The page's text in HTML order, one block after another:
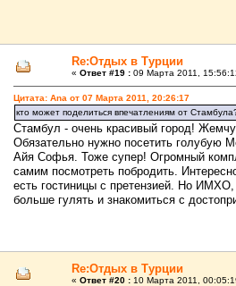
Re:Отдых в Турции
« Ответ #19 : 09 Марта 2011,
Цитата: Ana от 07 Марта 2011, 20:26:17
кто может поделиться впечатлениям от
Стамбул - очень красивый город!
Обязательно нужно посетить голубую
Айя Софья. Тоже супер! Огромный
самим посмотреть побродить.
есть гостиницы с претензией. Но ИМХО,
больше гулять и знакомиться с
Re:Отдых в Турции
« Ответ #20 : 10 Марта 2011,